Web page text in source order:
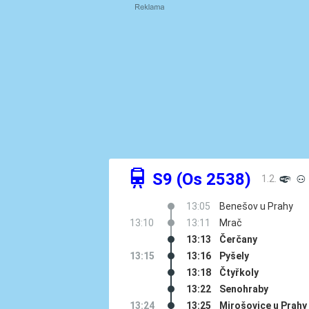
û S9 (Os 2538) 1.2. º ³
13:05 Benešov u Prahy
13:10
13:11 Mrač
13:13
Čerčany
13:15
13:16 Pyšely
13:18
Čtyřkoly
13:22
Senohraby
13:24
13:25 Mirošovice u Prahy